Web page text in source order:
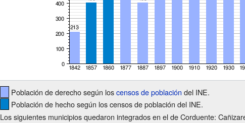
Población de derecho según loscensos de población del INE.
Población de hecho según los censos de población del INE.
Los siguientes municipios quedaron integrados en el de Corduente: